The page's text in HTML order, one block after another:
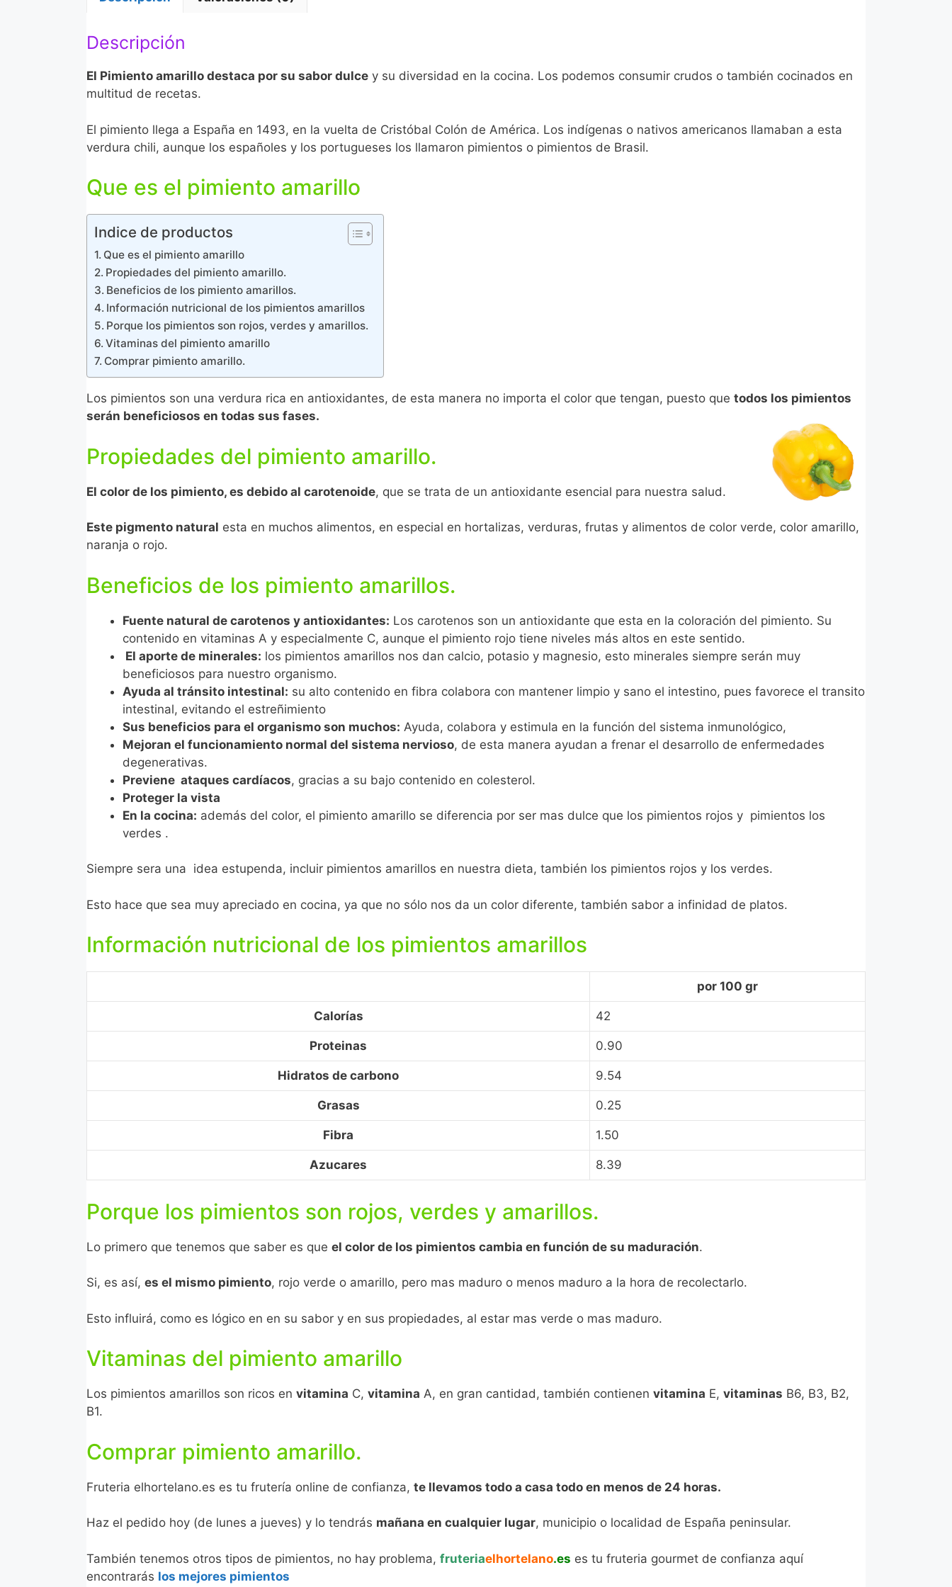
Descripción
El Pimiento amarillo destaca por su sabor dulce y su diversidad en la cocina. Los podemos consumir crudos o también cocinados en
multitud de recetas.
El pimiento llega a España en 1493, en la vuelta de Cristóbal Colón de América. Los indígenas o nativos americanos llamaban a esta
verdura chili, aunque los españoles y los portugueses los llamaron pimientos o pimientos de Brasil.
Que es el pimiento amarillo
Indice de productos
Que es el pimiento amarillo
Propiedades del pimiento amarillo.
Beneficios de los pimiento amarillos.
Información nutricional de los pimientos amarillos
Porque los pimientos son rojos, verdes y amarillos.
Vitaminas del pimiento amarillo
Comprar pimiento amarillo.
Los pimientos son una verdura rica en antioxidantes, de esta manera no importa el color que tengan, puesto que todos los pimientos
serán beneficiosos en todas sus fases.
Propiedades del pimiento amarillo.
El color de los pimiento, es debido al carotenoide, que se trata de un antioxidante esencial para nuestra salud.
Este pigmento natural esta en muchos alimentos, en especial en hortalizas, verduras, frutas y alimentos de color verde, color amarillo,
naranja o rojo.
Beneficios de los pimiento amarillos.
Fuente natural de carotenos y antioxidantes: Los carotenos son un antioxidante que esta en la coloración del pimiento. Su
contenido en vitaminas A y especialmente C, aunque el pimiento rojo tiene niveles más altos en este sentido.
El aporte de minerales: los pimientos amarillos nos dan calcio, potasio y magnesio, esto minerales siempre serán muy
beneficiosos para nuestro organismo.
Ayuda al tránsito intestinal: su alto contenido en fibra colabora con mantener limpio y sano el intestino, pues favorece el transito
intestinal, evitando el estreñimiento
Sus beneficios para el organismo son muchos: Ayuda, colabora y estimula en la función del sistema inmunológico,
Mejoran el funcionamiento normal del sistema nervioso, de esta manera ayudan a frenar el desarrollo de enfermedades
degenerativas.
Previene ataques cardíacos, gracias a su bajo contenido en colesterol.
Proteger la vista
En la cocina: además del color, el pimiento amarillo se diferencia por ser mas dulce que los pimientos rojos y pimientos los
verdes .
Siempre sera una idea estupenda, incluir pimientos amarillos en nuestra dieta, también los pimientos rojos y los verdes.
Esto hace que sea muy apreciado en cocina, ya que no sólo nos da un color diferente, también sabor a infinidad de platos.
Información nutricional de los pimientos amarillos
por 100 gr
Calorías 42
Proteinas 0.90
Hidratos de carbono 9.54
Grasas 0.25
Fibra 1.50
Azucares 8.39
Porque los pimientos son rojos, verdes y amarillos.
Lo primero que tenemos que saber es que el color de los pimientos cambia en función de su maduración.
Si, es así, es el mismo pimiento, rojo verde o amarillo, pero mas maduro o menos maduro a la hora de recolectarlo.
Esto influirá, como es lógico en en su sabor y en sus propiedades, al estar mas verde o mas maduro.
Vitaminas del pimiento amarillo
Los pimientos amarillos son ricos en vitamina C, vitamina A, en gran cantidad, también contienen vitamina E, vitaminas B6, B3, B2,
B1.
Comprar pimiento amarillo.
Fruteria elhortelano.es es tu frutería online de confianza, te llevamos todo a casa todo en menos de 24 horas.
Haz el pedido hoy (de lunes a jueves) y lo tendrás mañana en cualquier lugar, municipio o localidad de España peninsular.
También tenemos otros tipos de pimientos, no hay problema, fruteriaelhortelano.es es tu fruteria gourmet de confianza aquí
encontrarás los mejores pimientos